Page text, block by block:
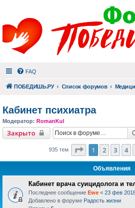
FAQ
ПОБЕДИШЬ.РУ Список форумов
Кабинет психиатра
Модератор: RomanKul
Закрыто
935 тем Страница из
1 2 3 4
Объявления
Кабинет врача суицидолога и
Последнее сообщение Ewe « 23 фев
Добавлено в форуме Радость жизни